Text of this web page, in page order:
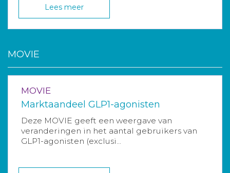
Lees meer
MOVIE
MOVIE
Marktaandeel GLP1-agonisten
Deze MOVIE geeft een weergave van
veranderingen in het aantal gebruikers van
GLP1-agonisten (exclusi...